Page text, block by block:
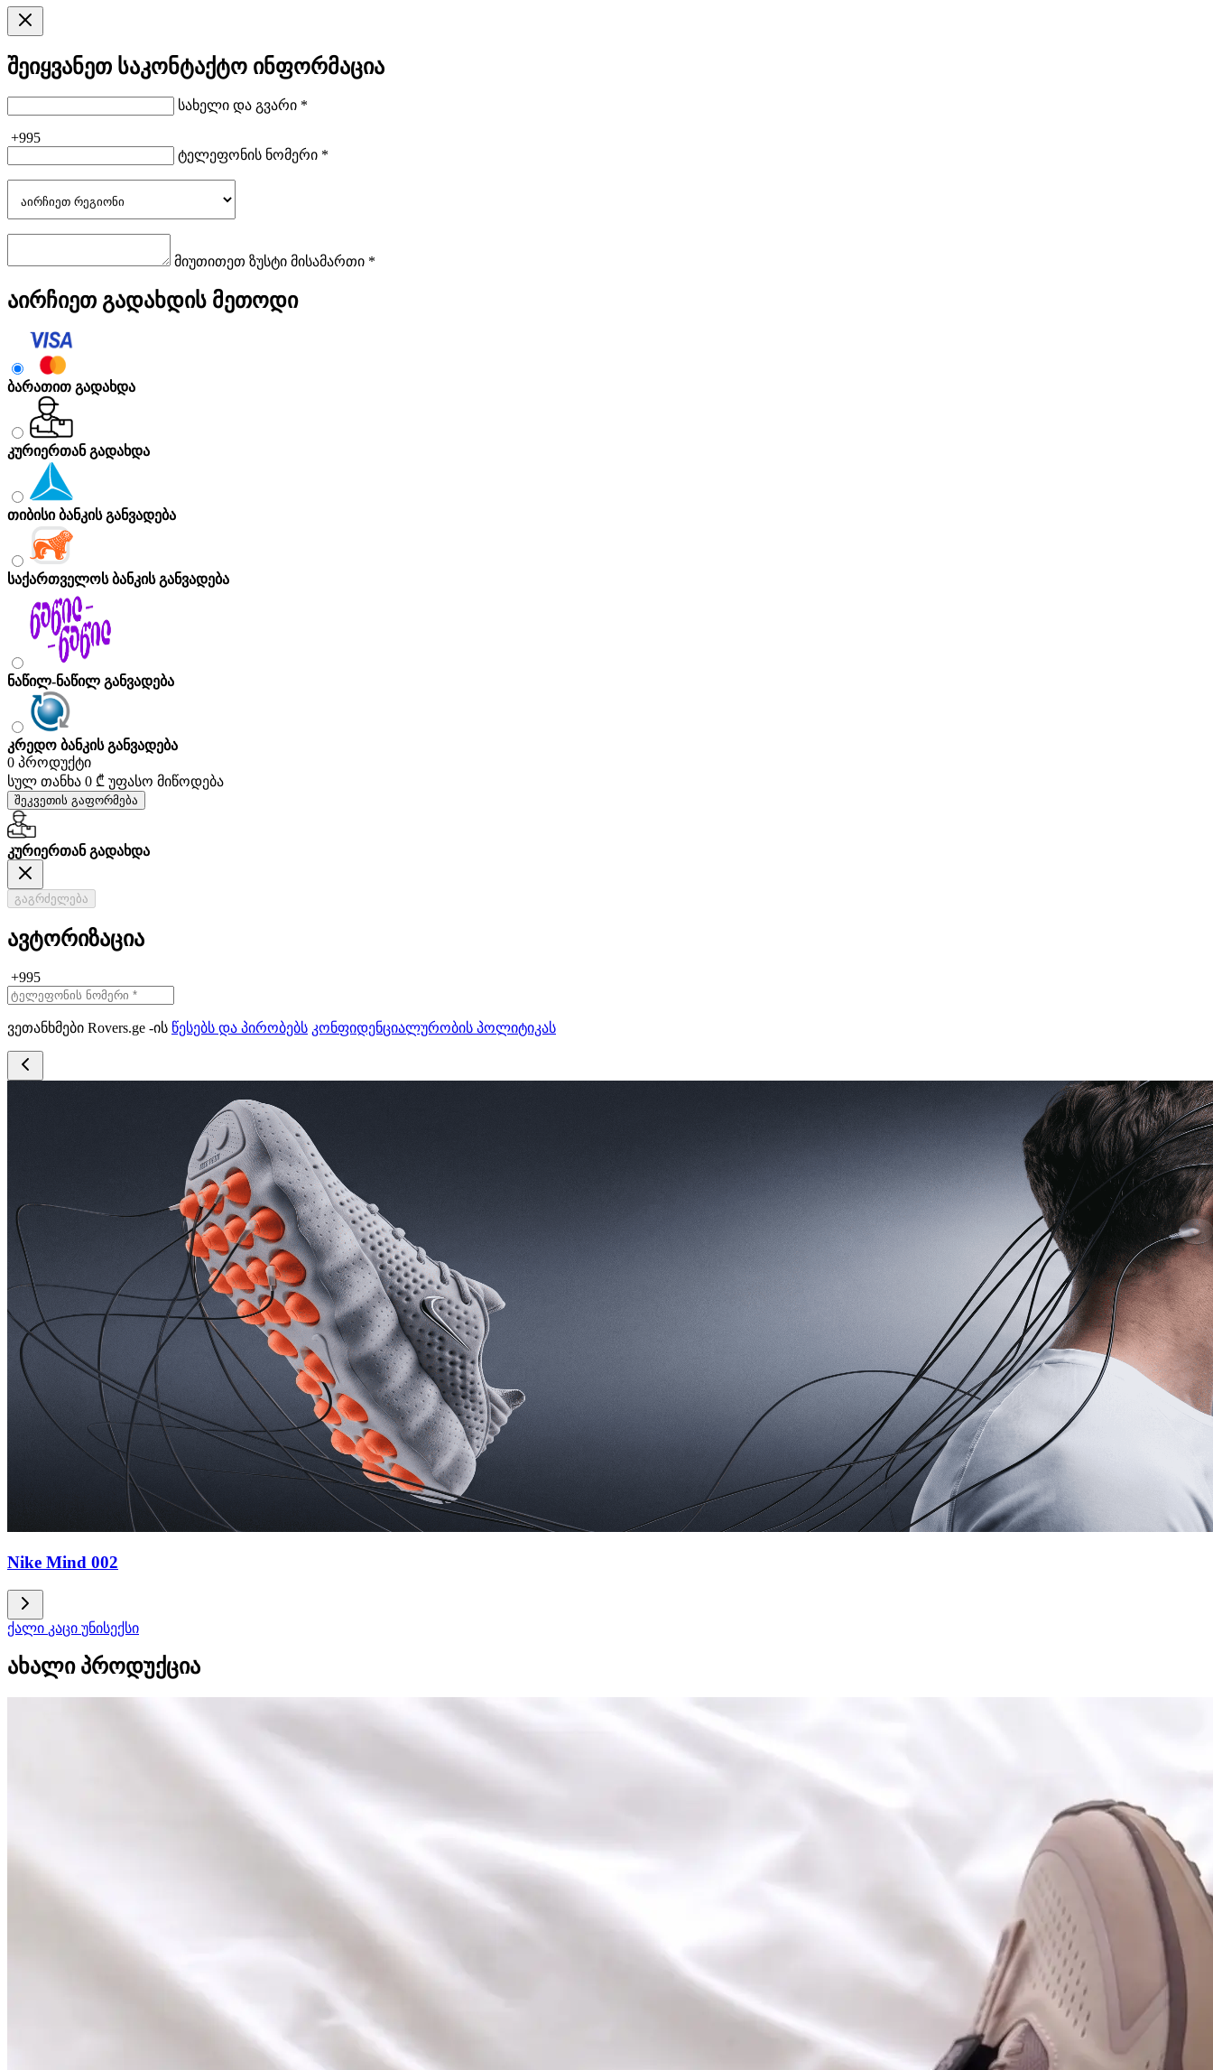
შეიყვანეთ საკონტაქტო ინფორმაცია
სახელი და გვარი *
+995
ტელეფონის ნომერი *
მიუთითეთ ზუსტი მისამართი *
აირჩიეთ გადახდის მეთოდი
ბარათით გადახდა
კურიერთან გადახდა
თიბისი ბანკის განვადება
საქართველოს ბანკის განვადება
ნაწილ-ნაწილ განვადება
კრედო ბანკის განვადება
0 პროდუქტი
სულ თანხა 0 ₾ უფასო მიწოდება
შეკვეთის გაფორმება
კურიერთან გადახდა
გაგრძელება
ავტორიზაცია
+995
ვეთანხმები Rovers.ge -ის წესებს და პირობებს კონფიდენციალურობის პოლიტიკას
Nike Mind 002
ქალი კაცი უნისექსი
ახალი პროდუქცია